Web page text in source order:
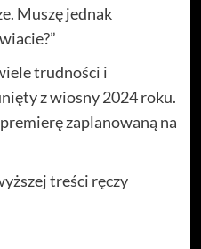
Muszę jednak
trudności i
z wiosny 2024 roku.
zaplanowaną na
treści ręczy